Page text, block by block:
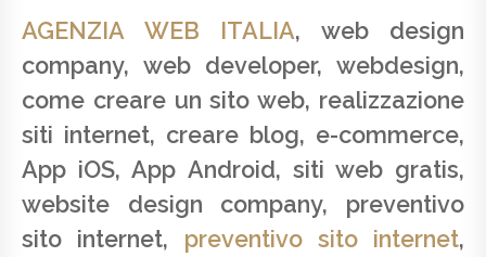
AGENZIA WEB ITALIA, web design
company, web developer, webdesign,
come creare un sito web, realizzazione
siti internet, creare blog, e-commerce,
App iOS, App Android, siti web gratis,
website design company, preventivo
sito internet, preventivo sito internet,